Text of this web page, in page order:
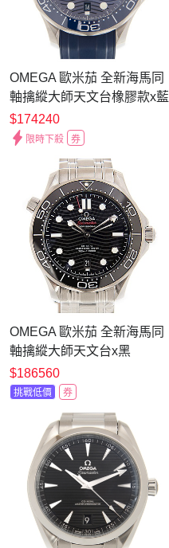
OMEGA 歐米茄 全新海馬同
軸擒縱大師天文台橡膠款x藍
x42mm
$174240
限時下殺 券
OMEGA 歐米茄 全新海馬同
軸擒縱大師天文台x黑
x42mm
$186560
挑戰低價 券